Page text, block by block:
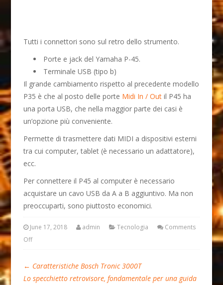
Tutti i connettori sono sul retro dello strumento.
Porte e jack del Yamaha P-45.
Terminale USB (tipo b)
Il grande cambiamento rispetto al precedente modello
P35 è che al posto delle porte Midi In / Out il P45 ha
una porta USB, che nella maggior parte dei casi è
un’opzione più conveniente.
Permette di trasmettere dati MIDI a dispositivi esterni
tra cui computer, tablet (è necessario un adattatore),
ecc.
Per connettere il P45 al computer è necessario
acquistare un cavo USB da A a B aggiuntivo. Ma non
preoccuparti, sono piuttosto economici.
June 17, 2018 admin Tecnologia
Comments
Off
← Caratteristiche Bosch Tronic 3000T
Lo specchietto retrovisore, fondamentale per una guida